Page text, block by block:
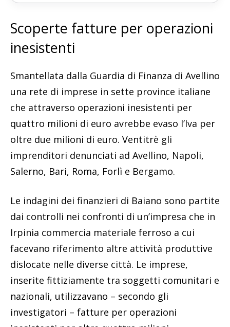
Scoperte fatture per operazioni
inesistenti
Smantellata dalla Guardia di Finanza di Avellino
una rete di imprese in sette province italiane
che attraverso operazioni inesistenti per
quattro milioni di euro avrebbe evaso l’Iva per
oltre due milioni di euro. Ventitrè gli
imprenditori denunciati ad Avellino, Napoli,
Salerno, Bari, Roma, Forlì e Bergamo.
Le indagini dei finanzieri di Baiano sono partite
dai controlli nei confronti di un’impresa che in
Irpinia commercia materiale ferroso a cui
facevano riferimento altre attività produttive
dislocate nelle diverse città. Le imprese,
inserite fittiziamente tra soggetti comunitari e
nazionali, utilizzavano – secondo gli
investigatori – fatture per operazioni